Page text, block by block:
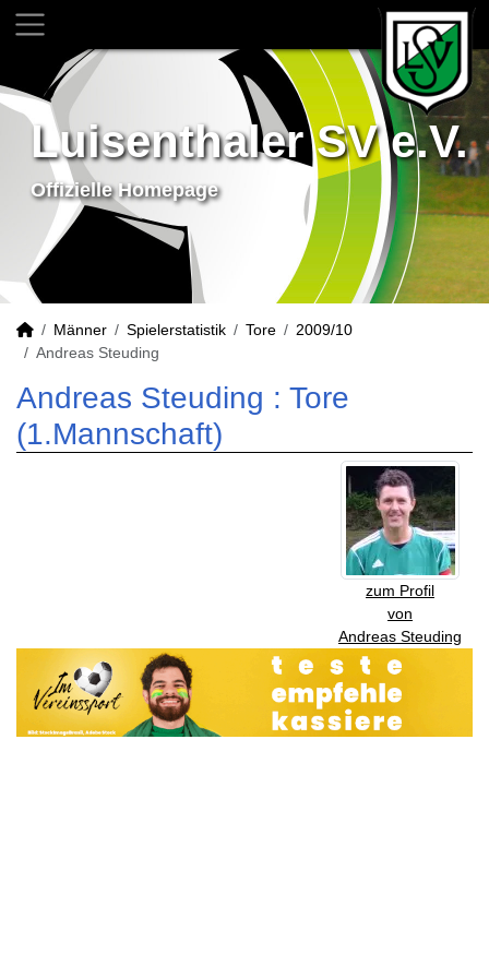
Luisenthaler SV e.V.
Offizielle Homepage
Männer Spielerstatistik Tore
2009/10
Andreas Steuding
Andreas Steuding : Tore
(1.Mannschaft)
zum Profil
von
Andreas Steuding